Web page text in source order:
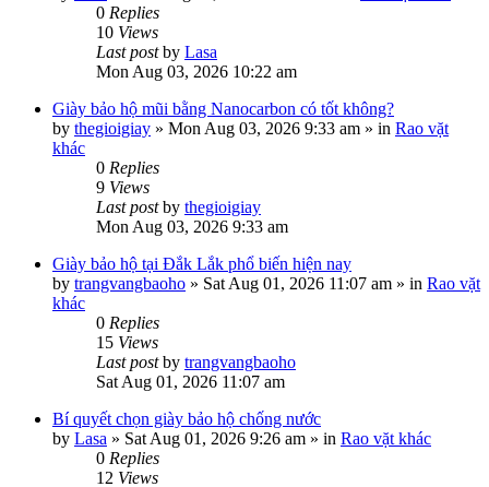
0 Replies
10 Views
Last postby Lasa
Mon Aug 03, 2026 10:22 am
Giày bảo hộ mũi bằng Nanocarbon có tốt không?
by thegioigiay » Mon Aug 03, 2026 9:33 am » in Rao vặt
khác
0 Replies
9 Views
Last postby thegioigiay
Mon Aug 03, 2026 9:33 am
Giày bảo hộ tại Đắk Lắk phổ biến hiện nay
by trangvangbaoho » Sat Aug 01, 2026 11:07 am » in Rao vặt
khác
0 Replies
15 Views
Last postby trangvangbaoho
Sat Aug 01, 2026 11:07 am
Bí quyết chọn giày bảo hộ chống nước
by Lasa » Sat Aug 01, 2026 9:26 am » in Rao vặt khác
0 Replies
12 Views